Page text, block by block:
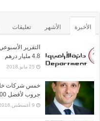
الأخيرة الأشهر تعليقات
التقرير
4.8 مليار درهم
25 مايو,2018
خمس شركات
جروب لأفضل 100 شركة تنافسية في العالم 2016
9 أغسطس,2016